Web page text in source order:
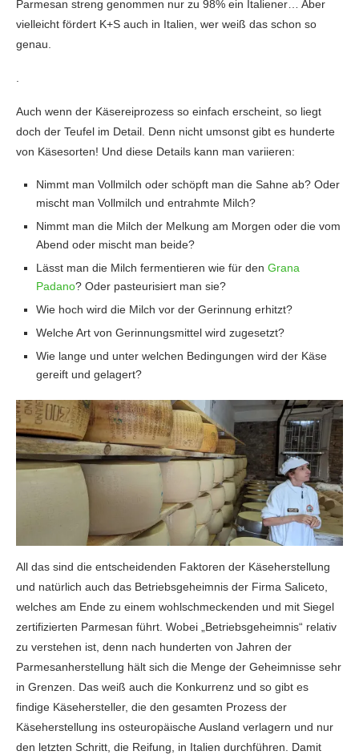
Parmesan streng genommen nur zu 98% ein Italiener… Aber
vielleicht fördert K+S auch in Italien, wer weiß das schon so
genau.
Auch wenn der Käsereiprozess so einfach erscheint, so liegt
doch der Teufel im Detail. Denn nicht umsonst gibt es hunderte
von Käsesorten! Und diese Details kann man variieren:
Nimmt man Vollmilch oder schöpft man die Sahne ab? Oder
mischt man Vollmilch und entrahmte Milch?
Nimmt man die Milch der Melkung am Morgen oder die vom
Abend oder mischt man beide?
Lässt man die Milch fermentieren wie für den Grana
Padano? Oder pasteurisiert man sie?
Wie hoch wird die Milch vor der Gerinnung erhitzt?
Welche Art von Gerinnungsmittel wird zugesetzt?
Wie lange und unter welchen Bedingungen wird der Käse
gereift und gelagert?
All das sind die entscheidenden Faktoren der Käseherstellung
und natürlich auch das Betriebsgeheimnis der Firma Saliceto,
welches am Ende zu einem wohlschmeckenden und mit Siegel
zertifizierten Parmesan führt. Wobei „Betriebsgeheimnis“ relativ
zu verstehen ist, denn nach hunderten von Jahren der
Parmesanherstellung hält sich die Menge der Geheimnisse sehr
in Grenzen. Das weiß auch die Konkurrenz und so gibt es
findige Käsehersteller, die den gesamten Prozess der
Käseherstellung ins osteuropäische Ausland verlagern und nur
den letzten Schritt, die Reifung, in Italien durchführen. Damit